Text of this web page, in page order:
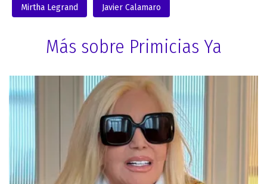
Mirtha Legrand Javier Calamaro
Más sobre Primicias Ya